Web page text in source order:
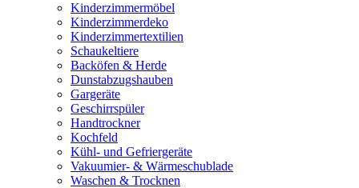
Kinderzimmermöbel
Kinderzimmerdeko
Kinderzimmertextilien
Schaukeltiere
Backöfen & Herde
Dunstabzugshauben
Gargeräte
Geschirrspüler
Handtrockner
Kochfeld
Kühl- und Gefriergeräte
Vakuumier- & Wärmeschublade
Waschen & Trocknen